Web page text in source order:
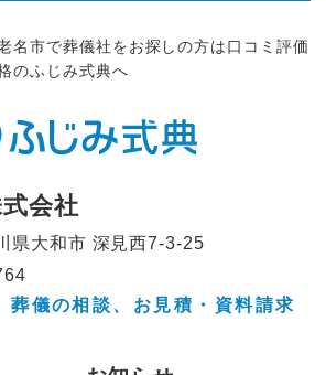
名市で葬儀社をお探しの方は口コミ評価
のふじみ式典へ
会社
県大和市 深見西7-3-25
儀の相談、 お見積・資料請求